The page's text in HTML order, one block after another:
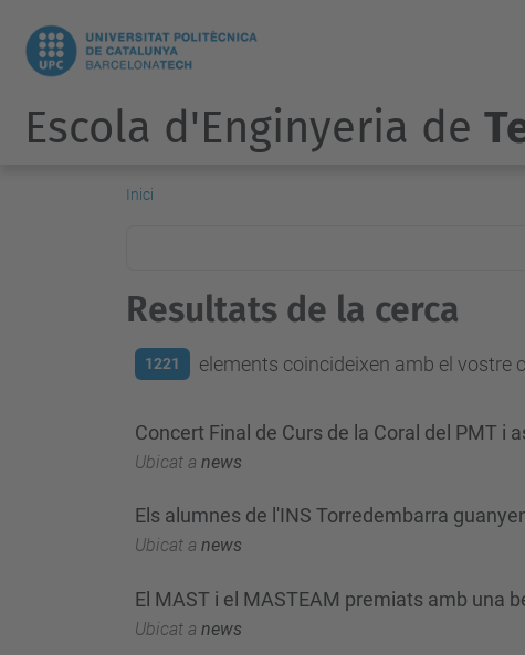
Escola d'Enginyeria de
Inici
Resultats de la cerca
1221 elements coincideixen amb el vostre
Concert Final de Curs de la Coral del PMT i
Ubicat a news
Els alumnes de l'INS Torredembarra
Ubicat a news
El MAST i el MASTEAM premiats amb una
Ubicat a news